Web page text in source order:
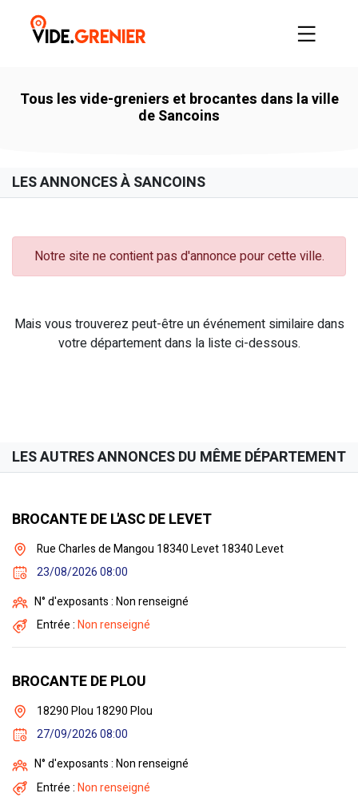
Tous les vide-greniers et brocantes dans la ville
de Sancoins
LES ANNONCES À SANCOINS
Notre site ne contient pas d'annonce pour cette ville.
Mais vous trouverez peut-être un événement similaire dans
votre département dans la liste ci-dessous.
LES AUTRES ANNONCES DU MÊME DÉPARTEMENT
BROCANTE DE L'ASC DE LEVET
Rue Charles de Mangou 18340 Levet 18340 Levet
23/08/2026 08:00
N° d'exposants : Non renseigné
Entrée :Non renseigné
BROCANTE DE PLOU
18290 Plou 18290 Plou
27/09/2026 08:00
N° d'exposants : Non renseigné
Entrée :Non renseigné